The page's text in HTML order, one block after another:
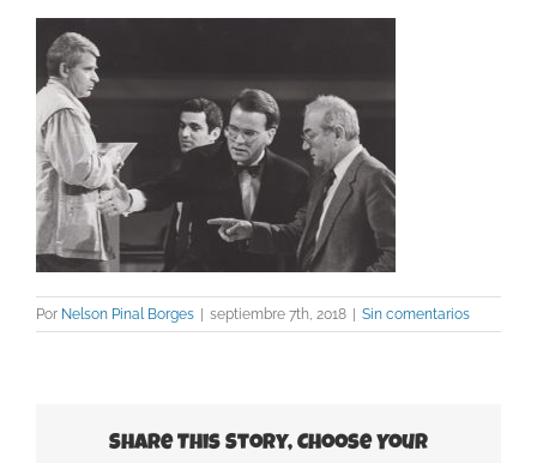
Por Nelson Pinal Borges | septiembre 7th, 2018 | Sin comentarios
Share This Story, Choose Your